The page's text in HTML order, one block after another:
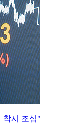
착시 조심"